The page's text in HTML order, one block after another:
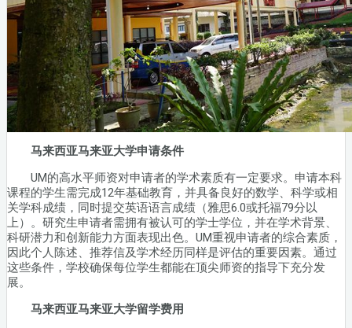
马来西亚马来亚大学申请条件
UM的高水平师资对申请者的学术素质有一定要求。申请本科
课程的学生需完成12年基础教育，并具备良好的数学、科学或相
关学科成绩，同时提交英语语言成绩（雅思6.0或托福79分以
上）。研究生申请者需拥有被认可的学士学位，并在学术背景、
科研潜力和创新能力方面表现出色。UM重视申请者的综合素质，
因此个人陈述、推荐信及学术经历同样是评估的重要因素。通过
这些条件，学校确保每位学生都能在顶尖师资的指导下充分发
展。
马来西亚马来亚大学留学费用